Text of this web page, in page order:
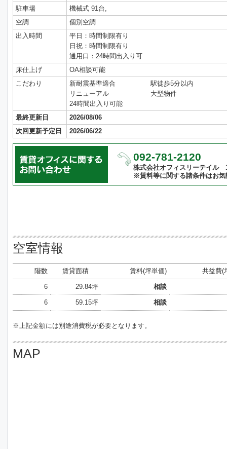
駐車場
機械式 91台,
空調
個別空調
出入時間
平日：時間制限有り
日祝：時間制限有り
通用口：24時間出入り可
床仕上げ
OA相談可能
こだわり
新耐震基準適合
駅徒歩5分以内
リニューアル
大型物件
24時間出入り可能
最終更新日
2026/08/06
次回更新予定日
2026/06/22
092-781-2120
株式会社オフィスリーテイル
※賃料等に関する諸条件はお
空室情報
階数 賃貸面積 賃料(坪単価) 共益費(
6 29.84坪 相談
6 59.15坪 相談
※上記金額には別途消費税が必要となります。
MAP